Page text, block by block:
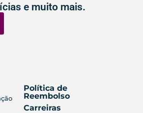
e muito mais.
Política de
Reembolso
Carreiras